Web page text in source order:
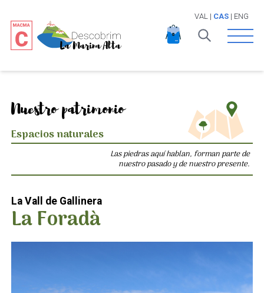
VAL | CAS| ENG
Open
Nuestro patrimonio
Espacios naturales
Las piedras aquí hablan, forman parte de
nuestro pasado y de nuestro presente.
La Vall de Gallinera
La Foradà